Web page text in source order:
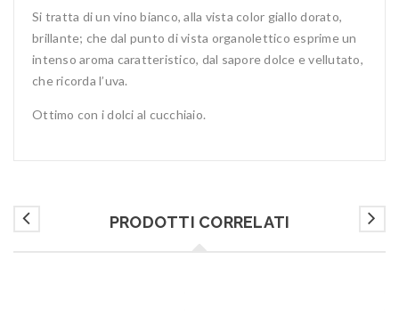
Si tratta di un vino bianco, alla vista color giallo dorato,
brillante; che dal punto di vista organolettico esprime un
intenso aroma caratteristico, dal sapore dolce e vellutato,
che ricorda l’uva.
Ottimo con i dolci al cucchiaio.
PRODOTTI CORRELATI